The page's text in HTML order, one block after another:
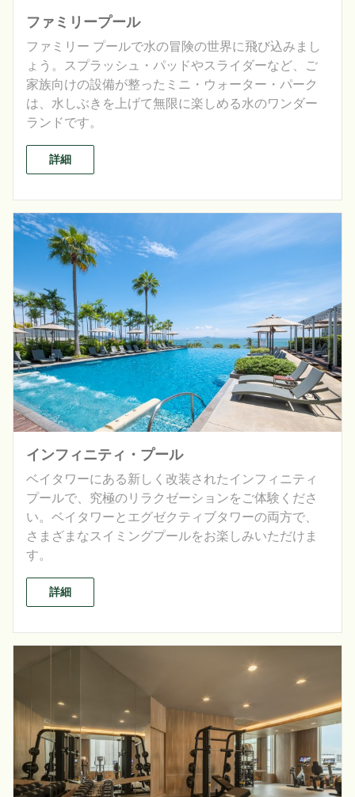
ファミリープール
ファミリー プールで水の冒険の世界に飛び込みまし
ょう。スプラッシュ・パッドやスライダーなど、ご
家族向けの設備が整ったミニ・ウォーター・パーク
は、水しぶきを上げて無限に楽しめる水のワンダー
ランドです。
詳細
インフィニティ・プール
ベイタワーにある新しく改装されたインフィニティ
プールで、究極のリラクゼーションをご体験くださ
い。ベイタワーとエグゼクティブタワーの両方で、
さまざまなスイミングプールをお楽しみいただけま
す。
詳細